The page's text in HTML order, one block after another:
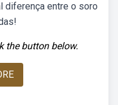
diferença entre o soro
the button below.